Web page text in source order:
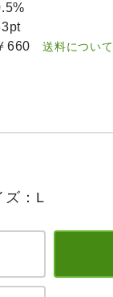
660 送料について
ズ：L